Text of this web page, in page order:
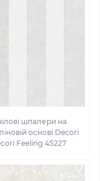
шпалери на
основі Decori
Feeling 45227